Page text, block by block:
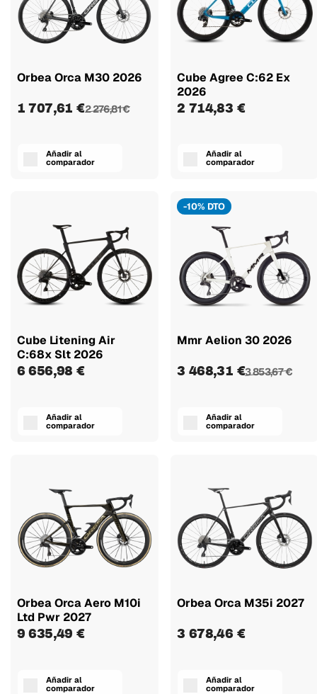
Orbea Orca M30 2026
1 707,61 €2 276,81 €
Añadir al
comparador
Cube Agree C:62 Ex
2026
2 714,83 €
Añadir al
comparador
Cube Litening Air
C:68x Slt 2026
6 656,98 €
Añadir al
comparador
-10% DTO
Mmr Aelion 30 2026
3 468,31 €3 853,67 €
Añadir al
comparador
Orbea Orca Aero M10i
Ltd Pwr 2027
9 635,49 €
Añadir al
comparador
Orbea Orca M35i 2027
3 678,46 €
Añadir al
comparador